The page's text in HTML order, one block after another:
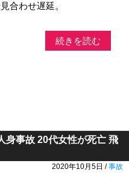
合わせ遅延。
続きを読む
身事故 20代女性が死亡 飛
2020年10月5日 /事故